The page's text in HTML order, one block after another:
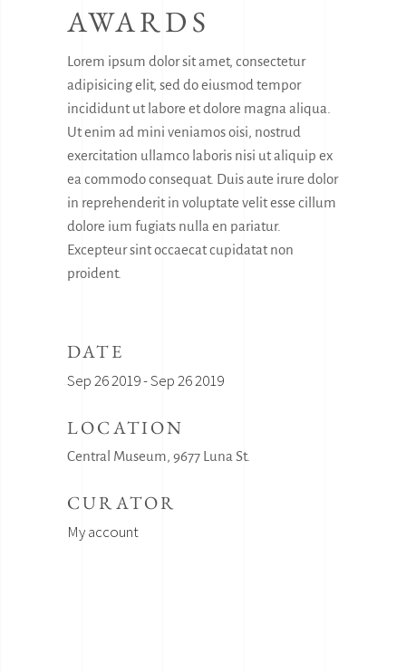
AWARDS
Lorem ipsum dolor sit amet, consectetur
adipisicing elit, sed do eiusmod tempor
incididunt ut labore et dolore magna aliqua.
Ut enim ad mini veniamos oisi, nostrud
exercitation ullamco laboris nisi ut aliquip ex
ea commodo consequat. Duis aute irure dolor
in reprehenderit in voluptate velit esse cillum
dolore ium fugiats nulla en pariatur.
Excepteur sint occaecat cupidatat non
proident.
DATE
Sep 26 2019 - Sep 26 2019
LOCATION
Central Museum, 9677 Luna St.
CURATOR
My account